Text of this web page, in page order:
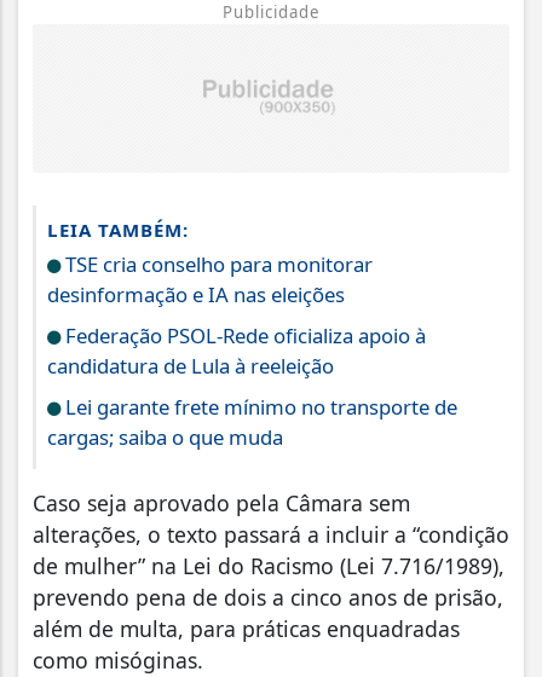
Publicidade
LEIA TAMBÉM:
TSE cria conselho para monitorar
desinformação e IA nas eleições
Federação PSOL-Rede oficializa apoio à
candidatura de Lula à reeleição
Lei garante frete mínimo no transporte de
cargas; saiba o que muda
Caso seja aprovado pela Câmara sem
alterações, o texto passará a incluir a “condição
de mulher” na Lei do Racismo (Lei 7.716/1989),
prevendo pena de dois a cinco anos de prisão,
além de multa, para práticas enquadradas
como misóginas.